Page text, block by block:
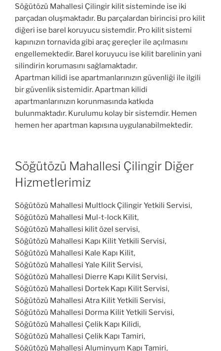
Söğütözü Mahallesi Çilingir kilit sisteminde ise iki
parçadan oluşmaktadır. Bu parçalardan birincisi pro kilit
diğeri ise barel koruyucu sistemdir. Pro kilit sistemi
kapınızın tornavida gibi araç gereçler ile açılmasını
engellemektedir. Barel koruyucu ise kilit barelinin yani
silindirin korumasını sağlamaktadır.
Apartman kilidi ise apartmanlarınızın güvenliği ile ilgili
bir güvenlik sistemidir. Apartman kilidi
apartmanlarınızın korunmasında katkıda
bulunmaktadır. Kurulumu kolay bir sistemdir. Hemen
hemen her apartman kapısına uygulanabilmektedir.
Söğütözü Mahallesi Çilingir Diğer
Hizmetlerimiz
Söğütözü Mahallesi Multlock Çilingir Yetkili Servisi,
Söğütözü Mahallesi Mul-t-lock Kilit,
Söğütözü Mahallesi kilit özel servisi,
Söğütözü Mahallesi Kapı Kilit Yetkili Servisi,
Söğütözü Mahallesi Kale Kapı Kilit,
Söğütözü Mahallesi Yale Kilit Servisi,
Söğütözü Mahallesi Dierre Kapı Kilit Servisi,
Söğütözü Mahallesi Dortek Kapı Kilit Servisi,
Söğütözü Mahallesi Atra Kilit Yetkili Servisi,
Söğütözü Mahallesi Dorma Kilit Yetkili Servisi,
Söğütözü Mahallesi Çelik Kapı Kilidi,
Söğütözü Mahallesi Çelik Kapı Tamiri,
Söğütözü Mahallesi Aluminyum Kapı Tamiri,